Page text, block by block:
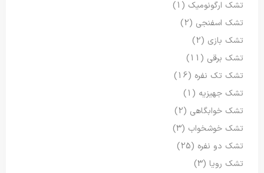
تشک ارگونومیک (1)
تشک اسفنجی (2)
تشک بازی (2)
تشک برقی (11)
تشک تک نفره (16)
تشک جهیزیه (1)
تشک خوابگاهی (2)
تشک خوشخواب (3)
تشک دو نفره (25)
تشک رویا (3)